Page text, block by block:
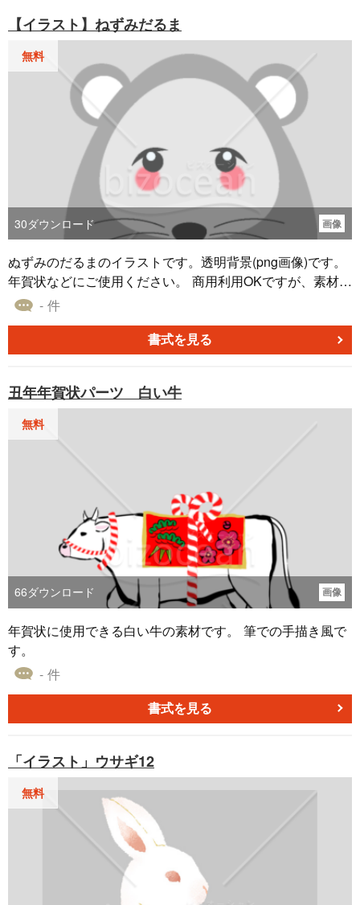
【イラスト】ねずみだるま
無料
30ダウンロード 画像
ぬずみのだるまのイラストです。透明背景(png画像)です。
年賀状などにご使用ください。 商用利用OKですが、素材の
再配布はご遠慮ください。
- 件
書式を見る
丑年年賀状パーツ 白い牛
無料
66ダウンロード 画像
年賀状に使用できる白い牛の素材です。 筆での手描き風で
す。
- 件
書式を見る
「イラスト」ウサギ12
無料